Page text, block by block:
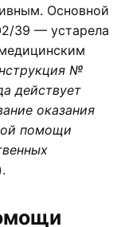
Основной
39 — устарела
№
действует
оказания
помощи